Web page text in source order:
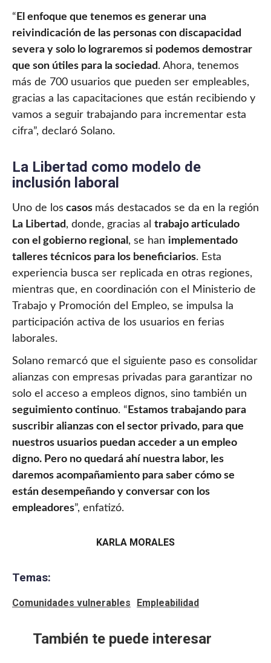
“ El enfoque que tenemos es generar una
reivindicación de las personas con discapacidad
severa y solo lo lograremos si podemos demostrar
que son útiles para la sociedad. Ahora, tenemos
más de 700 usuarios que pueden ser empleables,
gracias a las capacitaciones que están recibiendo y
vamos a seguir trabajando para incrementar esta
cifra”, declaró Solano.
La Libertad como modelo de
inclusión laboral
Uno de los casos más destacados se da en la región
La Libertad, donde, gracias al trabajo articulado
con el gobierno regional , se han implementado
talleres técnicos para los beneficiarios. Esta
experiencia busca ser replicada en otras regiones,
mientras que, en coordinación con el Ministerio de
Trabajo y Promoción del Empleo, se impulsa la
participación activa de los usuarios en ferias
laborales.
Solano remarcó que el siguiente paso es consolidar
alianzas con empresas privadas para garantizar no
solo el acceso a empleos dignos, sino también un
seguimiento continuo. “ Estamos trabajando para
suscribir alianzas con el sector privado, para que
nuestros usuarios puedan acceder a un empleo
digno. Pero no quedará ahí nuestra labor, les
daremos acompañamiento para saber cómo se
están desempeñando y conversar con los
empleadores”, enfatizó.
KARLA MORALES
Temas:
Comunidades vulnerables Empleabilidad
También te puede interesar